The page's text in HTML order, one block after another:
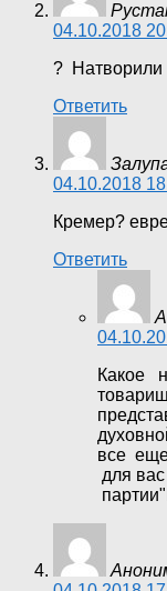
04.10.2018
? Натворили
Ответить
04.10.2018
Кремер?
Ответить
Какое
все
для